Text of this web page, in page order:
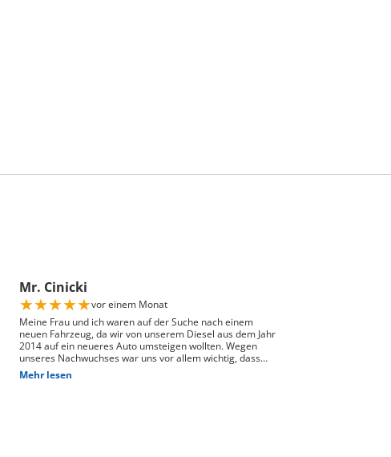
Mr. Cinicki
★★★★★vor einem Monat
Meine Frau und ich waren auf der Suche nach einem
neuen Fahrzeug, da wir von unserem Diesel aus dem Jahr
2014 auf ein neueres Auto umsteigen wollten. Wegen
unseres Nachwuchses war uns vor allem wichtig, dass
genügend Platz für einen Kindersitz vorhanden ist und
das Fahrzeug gut zu unserem Alltag passt. Bei Auto Züri
Mehr lesen